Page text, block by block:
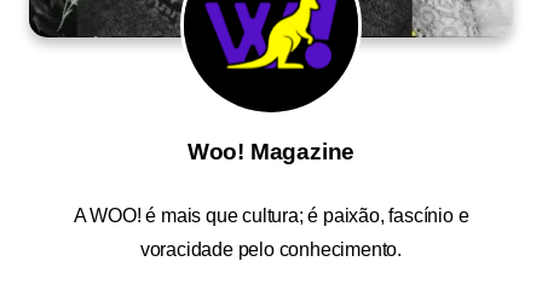
Woo! Magazine
AWOO! é mais que cultura; é paixão, fascínio e
voracidade pelo conhecimento.